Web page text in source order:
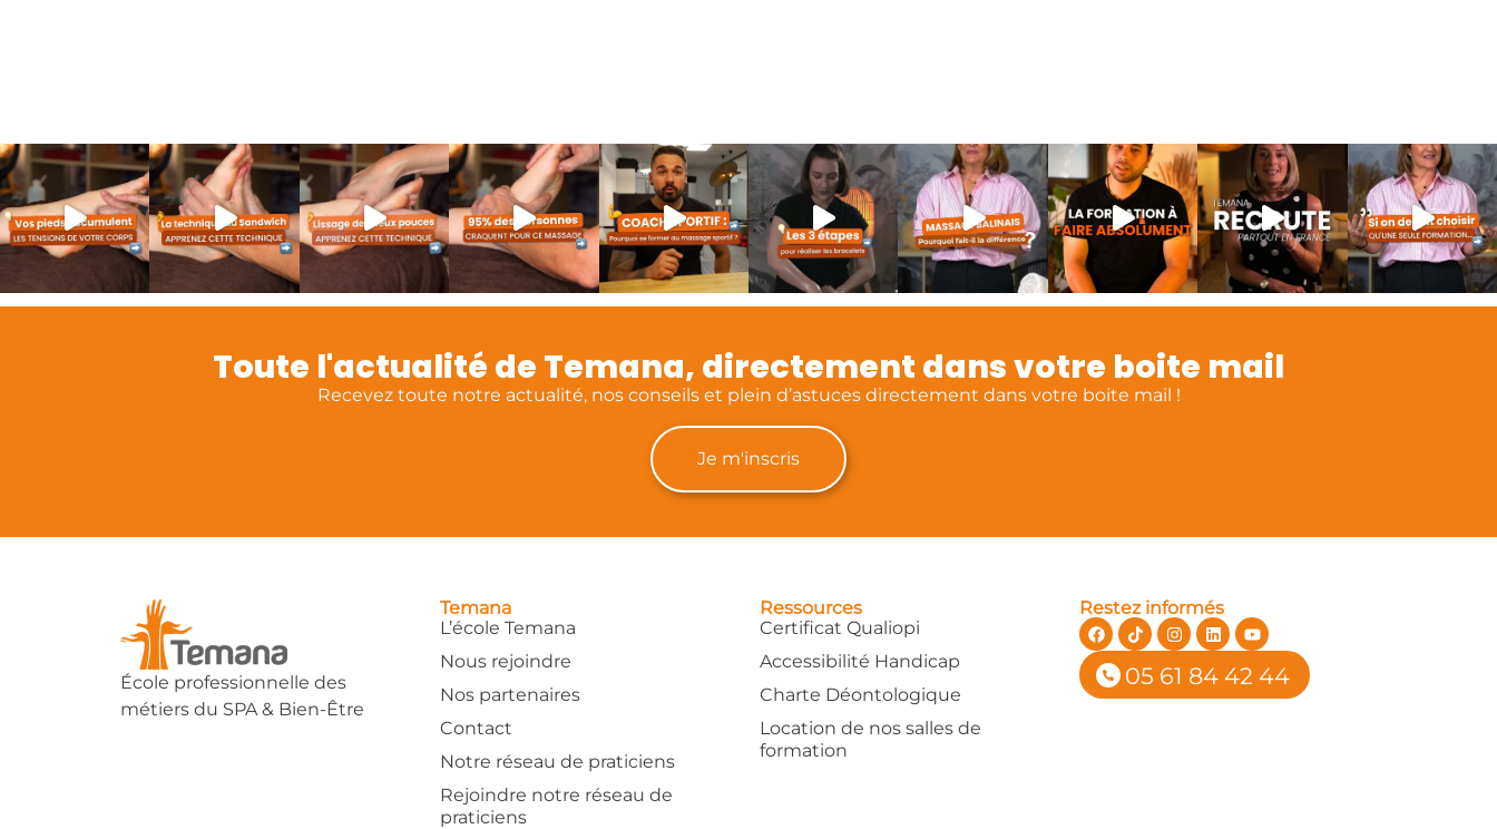
Toute l'actualité de Temana, directement dans votre boite mail
Recevez toute notre actualité, nos conseils et plein d’astuces directement dans votre boite mail !
Je m'inscris
École professionnelle des
métiers du SPA & Bien-Être
Temana
L’école Temana
Nous rejoindre
Nos partenaires
Contact
Notre réseau de praticiens
Rejoindre notre réseau de
praticiens
Ressources
Certificat Qualiopi
Accessibilité Handicap
Charte Déontologique
Location de nos salles de
formation
Restez informés
05 61 84 42 44